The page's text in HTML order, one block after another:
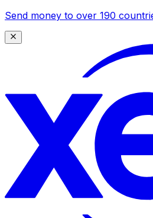
Send money to over 190